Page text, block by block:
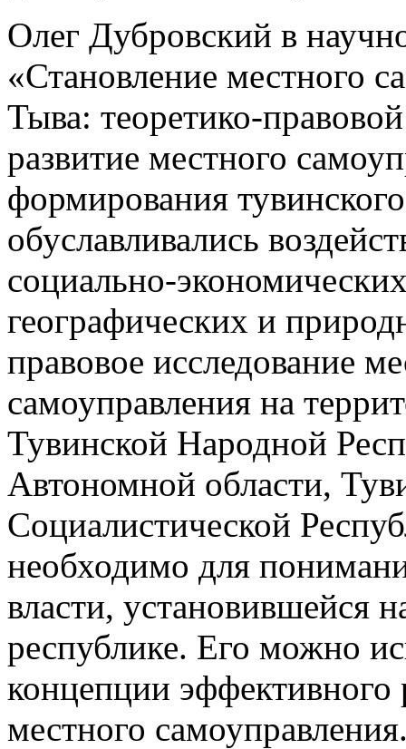
Олег Дубровский в
«Становление местного
Тыва: теоретико-
развитие местного
формирования
обуславливались
социально-
географических и
правовое исследование
самоуправления на
Тувинской Народной
Автономной области,
Социалистической
необходимо для
власти, установившейся
республике. Его можно
концепции эффективного
местного